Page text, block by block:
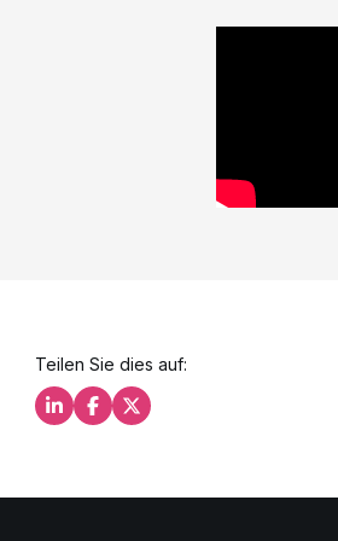
Teilen Sie dies auf:
Teilen Sie dies auf LinkedIn
Teilen Sie dies auf
Teilen Sie dies auf X